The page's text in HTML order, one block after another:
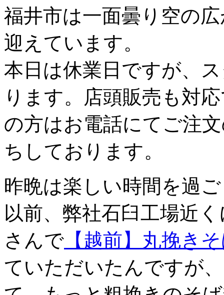
福井市は一面曇り空の
迎えています。
本日は休業日ですが、
ります。店頭販売も対
の方はお電話にてご注
ちしております。
昨晩は楽しい時間を過
以前、弊社石臼工場近
さんで 【越前】丸挽き
ていただいたんですが